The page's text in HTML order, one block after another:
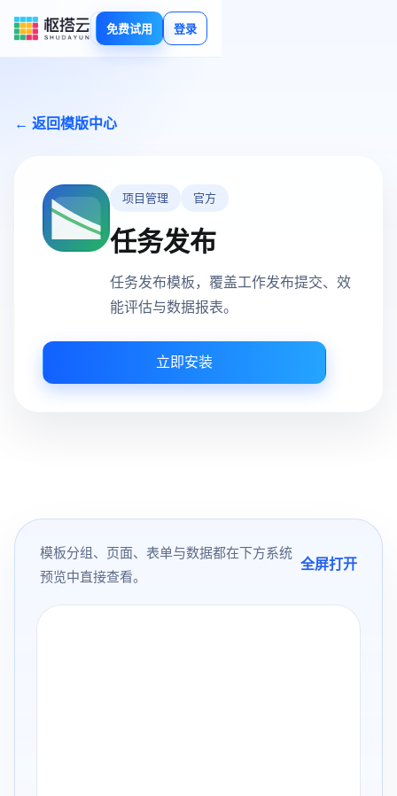
免费试用 登录
← 返回模版中心
项目管理 官方
任务发布
任务发布模板，覆盖工作发布提交、效
能评估与数据报表。
立即安装
模板分组、页面、表单与数据都在下方系统
预览中直接查看。
全屏打开